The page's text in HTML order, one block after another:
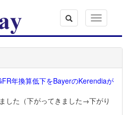
Toggle
navigation
年換算低下をBayerのKerendiaが
した（下がってきました→下がり